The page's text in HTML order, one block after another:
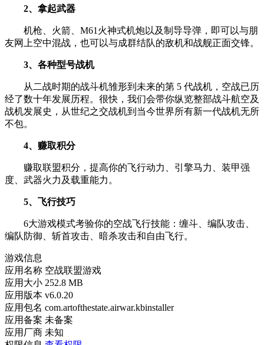
2、拿起武器
机枪、火箭、M61火神式机炮以及制导导弹，即可以与朋
友网上空中混战，也可以与成群结队的敌机和战舰正面交锋。
3、各种型号战机
从二战时期的战斗机雏形到未来的第 5 代战机，空战已历
经了数十年发展历程。很快，我们会带你纵览整部战斗航空及
战机发展史，从世纪之交战机到当今世界所有新一代战机无所
不包。
4、赚取积分
赚取联盟积分，提高你的飞行动力、引擎马力、装甲强
度、武器火力及载重能力。
5、飞行技巧
6大游戏模式考验你的空战飞行技能：缠斗、编队攻击、
编队防御、斩首攻击、暗杀攻击和自由飞行。
游戏信息
应用名称 空战联盟游戏
应用大小 252.8 MB
应用版本 v6.0.20
应用包名 com.artofthestate.airwar.kbinstaller
应用备案 未备案
应用厂商 未知